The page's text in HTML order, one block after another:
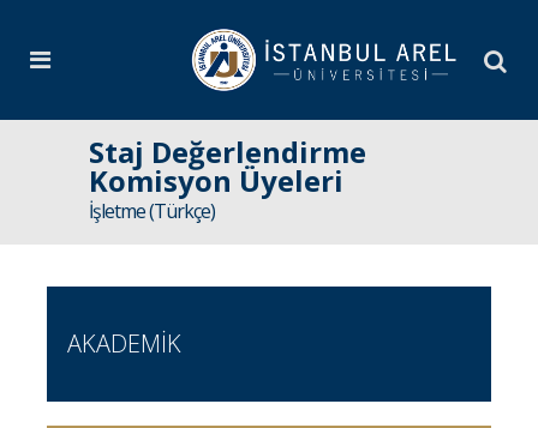
Staj Değerlendirme
Komisyon Üyeleri
İşletme (Türkçe)
AKADEMİK